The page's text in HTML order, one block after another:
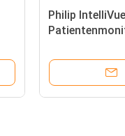
Philip